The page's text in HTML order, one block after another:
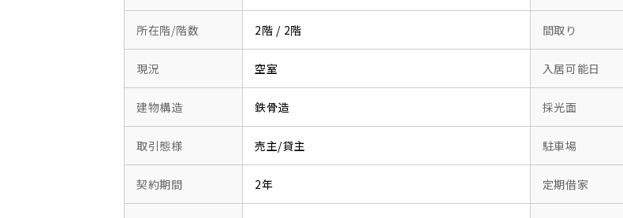
所在階/階数 2階 / 2階 間取り
現況 空室 入居可能日
建物構造 鉄骨造 採光面
取引態様 売主/貸主 駐車場
契約期間 2年 定期借家